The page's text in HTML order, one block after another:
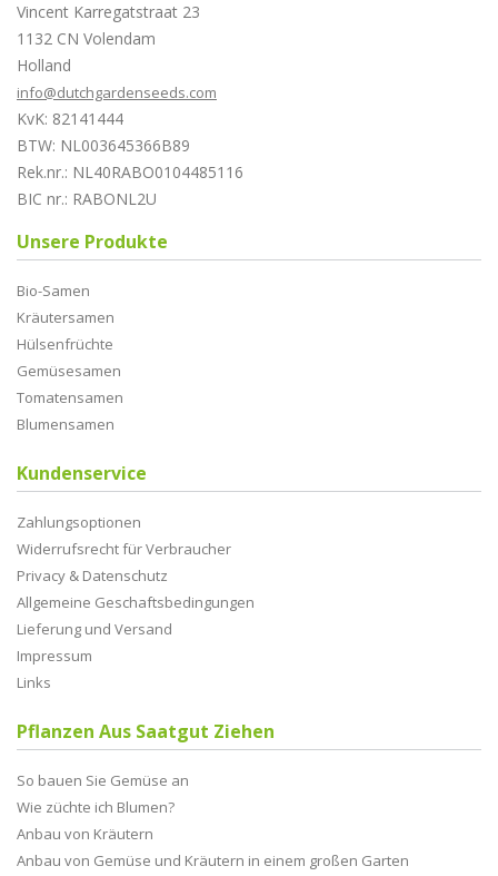
Vincent Karregatstraat 23
1132 CN Volendam
Holland
info@dutchgardenseeds.com
KvK: 82141444
BTW: NL003645366B89
Rek.nr.: NL40RABO0104485116
BIC nr.: RABONL2U
Unsere Produkte
Bio-Samen
Kräutersamen
Hülsenfrüchte
Gemüsesamen
Tomatensamen
Blumensamen
Kundenservice
Zahlungsoptionen
Widerrufsrecht für Verbraucher
Privacy & Datenschutz
Allgemeine Geschaftsbedingungen
Lieferung und Versand
Impressum
Links
Pflanzen Aus Saatgut Ziehen
So bauen Sie Gemüse an
Wie züchte ich Blumen?
Anbau von Kräutern
Anbau von Gemüse und Kräutern in einem großen Garten